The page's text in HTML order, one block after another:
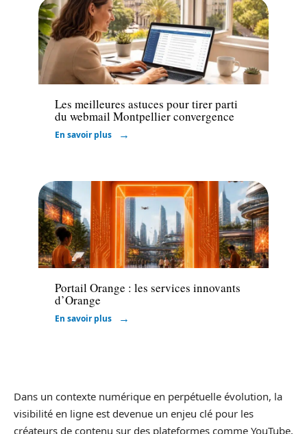
Marketing
Les meilleures astuces pour tirer parti
du webmail Montpellier convergence
En savoir plus
Marketing
Portail Orange : les services innovants
d’Orange
En savoir plus
Dans un contexte numérique en perpétuelle évolution, la
visibilité en ligne est devenue un enjeu clé pour les
créateurs de contenu sur des plateformes comme YouTube.